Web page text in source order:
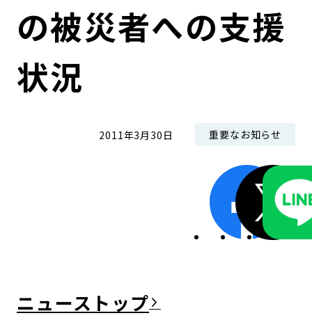
ガバナンス
コンダクト向上の取組み
株式情報
財務情報・IR資料
サステナビリティマネジメント
持続可能な金融のフレームワーク
の被災者への支援
状況
2011年3月30日 重要なお知らせ
ニュース